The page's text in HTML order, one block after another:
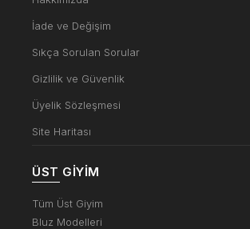
İade ve Değişim
Sıkça Sorulan Sorular
Gizlilik ve Güvenlik
Üyelik Sözleşmesi
Site Haritası
ÜST GIYIM
Tüm Üst Giyim
Bluz Modelleri